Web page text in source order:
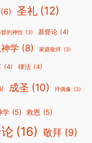
(6) 圣礼 (12)
的神性 (3) 基督论 (4)
学 (8) 家庭敬拜 (3)
(4) 律法 (4)
成圣 (10) 拜偶像 (3)
学 (5) 救恩 (5)
(16) 敬拜 (9)